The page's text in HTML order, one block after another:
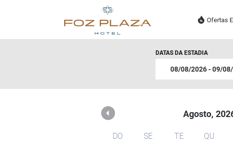
Foz Plaza Hotel Ofertas
DATAS DA ESTADIA
Agosto,
DO SE TE QU